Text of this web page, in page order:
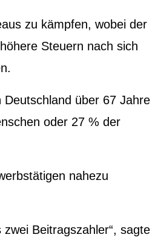
zu kämpfen, wobei der
Steuern nach sich
über 67 Jahre
oder 27 % der
nahezu
Beitragszahler“, sagte